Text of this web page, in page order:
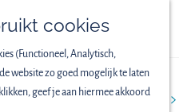
cookies
(Functioneel, Analytisch,
website zo goed mogelijk te laten
geef je aan hiermee akkoord
Lekker wandelen
Op het water
Familieuitjes